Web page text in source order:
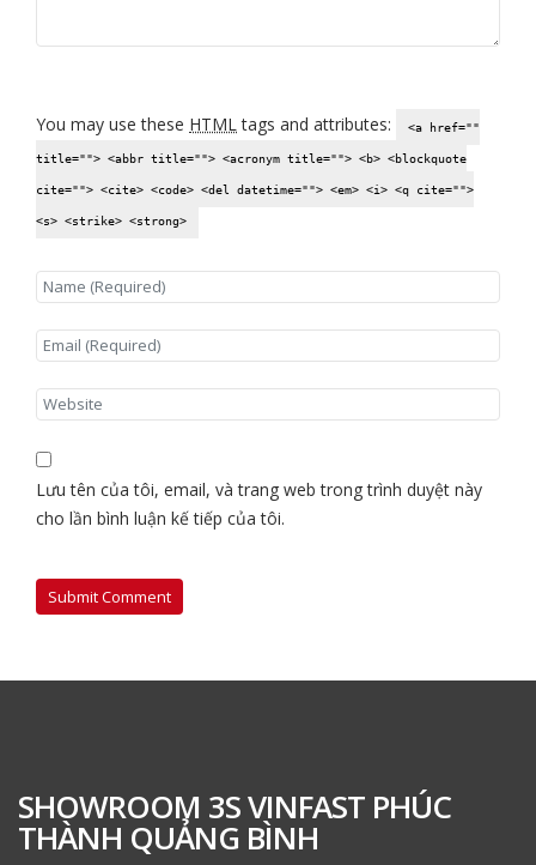
You may use these HTMLtags and attributes: <a href=""
title=""> <abbr title=""> <acronym title=""> <b> <blockquote
cite=""> <cite> <code> <del datetime=""> <em> <i> <q cite="">
<s> <strike> <strong>
Lưu tên của tôi, email, và trang web trong trình duyệt này
cho lần bình luận kế tiếp của tôi.
SHOWROOM 3S VINFAST PHÚC
THÀNH QUẢNG BÌNH